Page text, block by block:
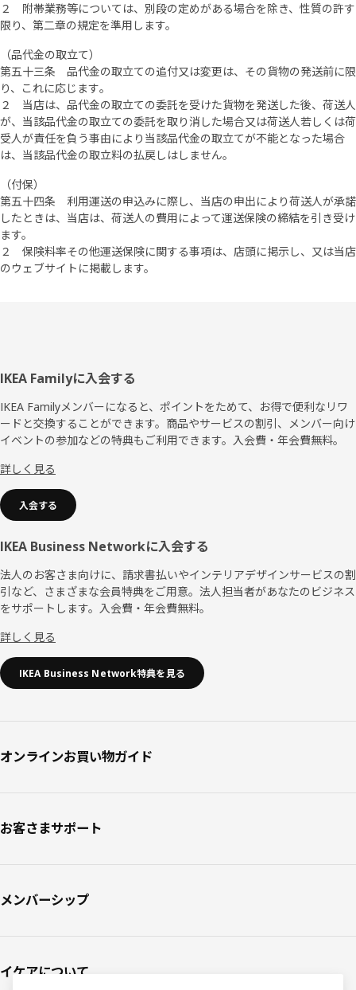
２ 附帯業務等については、別段の定めがある場合を除き、性質の許す
限り、第二章の規定を準用します。
（品代金の取立て）
第五十三条 品代金の取立ての追付又は変更は、その貨物の発送前に限
り、これに応じます｡
２ 当店は、品代金の取立ての委託を受けた貨物を発送した後、荷送人
が、当該品代金の取立ての委託を取り消した場合又は荷送人若しくは荷
受人が責任を負う事由により当該品代金の取立てが不能となった場合
は、当該品代金の取立料の払戻しはしません｡
（付保）
第五十四条 利用運送の申込みに際し、当店の申出により荷送人が承諾
したときは、当店は、荷送人の費用によって運送保険の締結を引き受け
ます。
２ 保険料率その他運送保険に関する事項は、店頭に掲示し、又は当店
のウェブサイトに掲載します。
フ
ッ
タ
IKEA Familyに入会する
IKEA Familyメンバーになると、ポイントをためて、お得で便利なリワ
ードと交換することができます。商品やサービスの割引、メンバー向け
イベントの参加などの特典もご利用できます。入会費・年会費無料。
詳しく見る
入会する
IKEA Business Networkに入会する
法人のお客さま向けに、請求書払いやインテリアデザインサービスの割
引など、さまざまな会員特典をご用意。法人担当者があなたのビジネス
をサポートします。入会費・年会費無料。
詳しく見る
IKEA Business Network特典を見る
オンラインお買い物ガイド
お客さまサポート
メンバーシップ
イケアについて